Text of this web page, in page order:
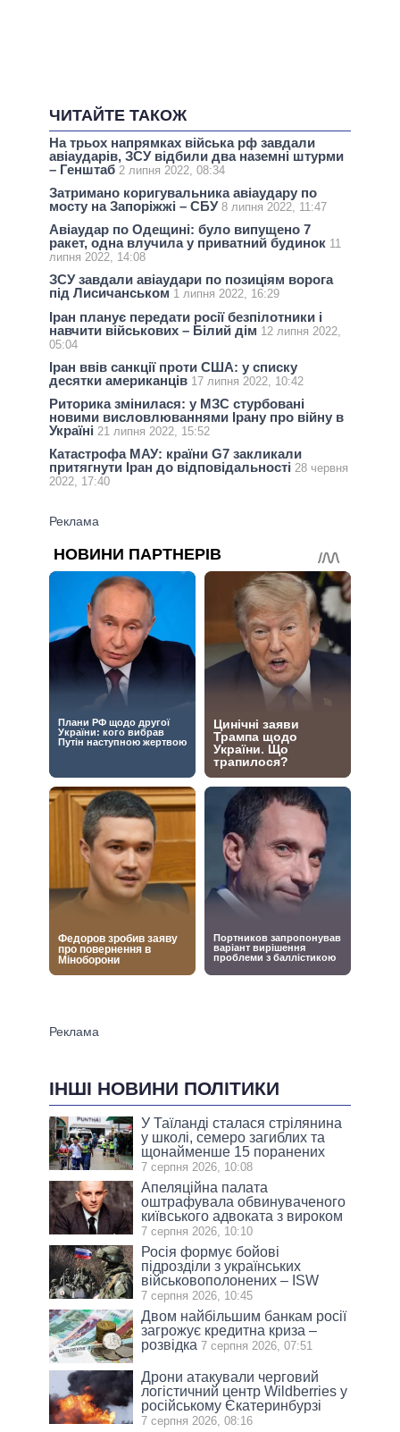
ЧИТАЙТЕ ТАКОЖ
На трьох напрямках війська рф завдали
авіаударів, ЗСУ відбили два наземні штурми
– Генштаб 2 липня 2022, 08:34
Затримано коригувальника авіаудару по
мосту на Запоріжжі – СБУ 8 липня 2022, 11:47
Авіаудар по Одещині: було випущено 7
ракет, одна влучила у приватний будинок 11
липня 2022, 14:08
ЗСУ завдали авіаудари по позиціям ворога
під Лисичанськом 1 липня 2022, 16:29
Іран планує передати росії безпілотники і
навчити військових – Білий дім 12 липня 2022,
05:04
Іран ввів санкції проти США: у списку
десятки американців 17 липня 2022, 10:42
Риторика змінилася: у МЗС стурбовані
новими висловлюваннями Ірану про війну в
Україні 21 липня 2022, 15:52
Катастрофа МАУ: країни G7 закликали
притягнути Іран до відповідальності 28 червня
2022, 17:40
ІНШІ НОВИНИ ПОЛІТИКИ
У Таїланді сталася стрілянина
у школі, семеро загиблих та
щонайменше 15 поранених
7 серпня 2026, 10:08
Апеляційна палата
оштрафувала обвинуваченого
київського адвоката з вироком
7 серпня 2026, 10:10
Росія формує бойові
підрозділи з українських
військовополонених – ISW
7 серпня 2026, 10:45
Двом найбільшим банкам росії
загрожує кредитна криза –
розвідка 7 серпня 2026, 07:51
Дрони атакували черговий
логістичний центр Wildberries у
російському Єкатеринбурзі
7 серпня 2026, 08:16